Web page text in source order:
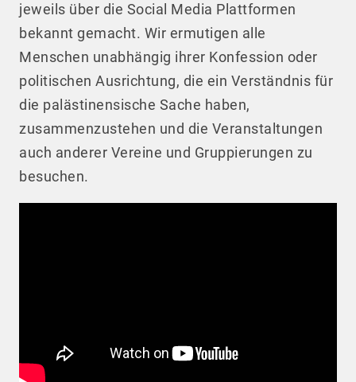
jeweils über die Social Media Plattformen
bekannt gemacht. Wir ermutigen alle
Menschen unabhängig ihrer Konfession oder
politischen Ausrichtung, die ein Verständnis für
die palästinensische Sache haben,
zusammenzustehen und die Veranstaltungen
auch anderer Vereine und Gruppierungen zu
besuchen.